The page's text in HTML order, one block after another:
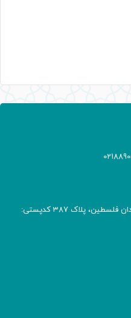
آدرس: پسـتی تهران، خیابان طالقانی، میدان فلسطین، پلاک 387 کدپستی: